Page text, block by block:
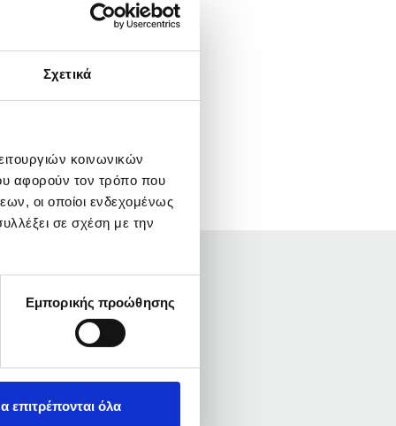
Σχετικά
κοινωνικών
αφορούν τον τρόπο που
οι οποίοι ενδεχομένως
σε σχέση με την
Εμπορικής προώθησης
επιτρέπονται όλα